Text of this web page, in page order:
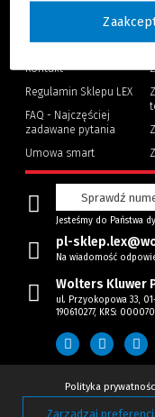
Progman
Kontakt
Regulamin Sklepu LEX
FAQ - Najczęściej
zadawane pytania
Umowa smart
Sprawdź
Jesteśmy do Państwa
pl-
Na wiadomość
Wolters Kluwer
ul. Przyokopowa 33, 01-
190610277, KRS:
Polityka
Zarządzaj